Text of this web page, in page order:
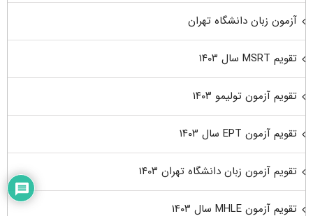
آزمون زبان دانشگاه تهران
تقویم MSRT سال ۱۴۰۳
تقویم آزمون تولیمو ۱۴۰۳
تقویم آزمون EPT سال ۱۴۰۳
تقویم آزمون زبان دانشگاه تهران ۱۴۰۳
تقویم آزمون MHLE سال ۱۴۰۳